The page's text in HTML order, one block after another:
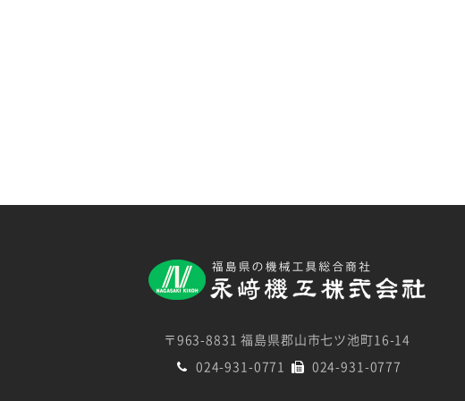
〒963-8831 福島県郡山市七ツ池町16-14
024-931-0771
024-931-0777